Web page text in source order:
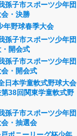
孫子市スポーツ少年団
・決勝
年野球春季大会
孫子市スポーツ少年団
開会式
孫子市スポーツ少年団
・開会式
日本学童軟式野球大会
38回関東学童軟式野
孫子市スポーツ少年団
・抽選会